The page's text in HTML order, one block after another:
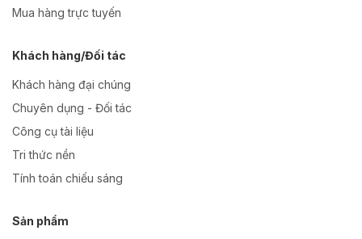
Mua hàng trực tuyến
Khách hàng/Đối tác
Khách hàng đại chúng
Chuyên dụng - Đối tác
Công cụ tài liệu
Tri thức nền
Tính toán chiếu sáng
Sản phẩm